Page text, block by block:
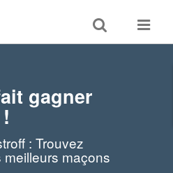
Toggle
search
Toggle
gagner
: Trouvez
maçons